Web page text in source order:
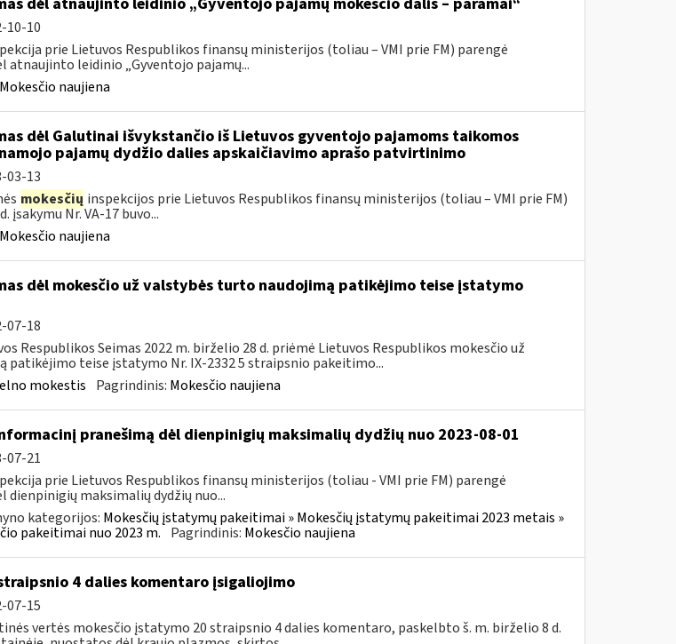
10-10
prie Lietuvos Respublikos finansų ministerijos (toliau – VMI prie FM) parengė
atnaujinto leidinio „Gyventojo pajamų...
Mokesčio naujiena
dėl Galutinai išvykstančio iš Lietuvos gyventojo pajamoms taikomos
pajamų dydžio dalies apskaičiavimo aprašo patvirtinimo
03-13
mokesčių inspekcijos prie Lietuvos Respublikos finansų ministerijos (toliau – VMI prie FM)
įsakymu Nr. VA-17 buvo...
Mokesčio naujiena
dėl mokesčio už valstybės turto naudojimą patikėjimo teise įstatymo
07-18
Respublikos Seimas 2022 m. birželio 28 d. priėmė Lietuvos Respublikos mokesčio už
patikėjimo teise įstatymo Nr. IX-2332 5 straipsnio pakeitimo...
mokestis Pagrindinis: Mokesčio naujiena
pranešimą dėl dienpinigių maksimalių dydžių nuo 2023-08-01
07-21
prie Lietuvos Respublikos finansų ministerijos (toliau - VMI prie FM) parengė
maksimalių dydžių nuo...
kategorijos: Mokesčių įstatymų pakeitimai » Mokesčių įstatymų pakeitimai 2023 metais »
pakeitimai nuo 2023 m. Pagrindinis: Mokesčio naujiena
4 dalies komentaro įsigaliojimo
07-15
vertės mokesčio įstatymo 20 straipsnio 4 dalies komentaro, paskelbto š. m. birželio 8 d.